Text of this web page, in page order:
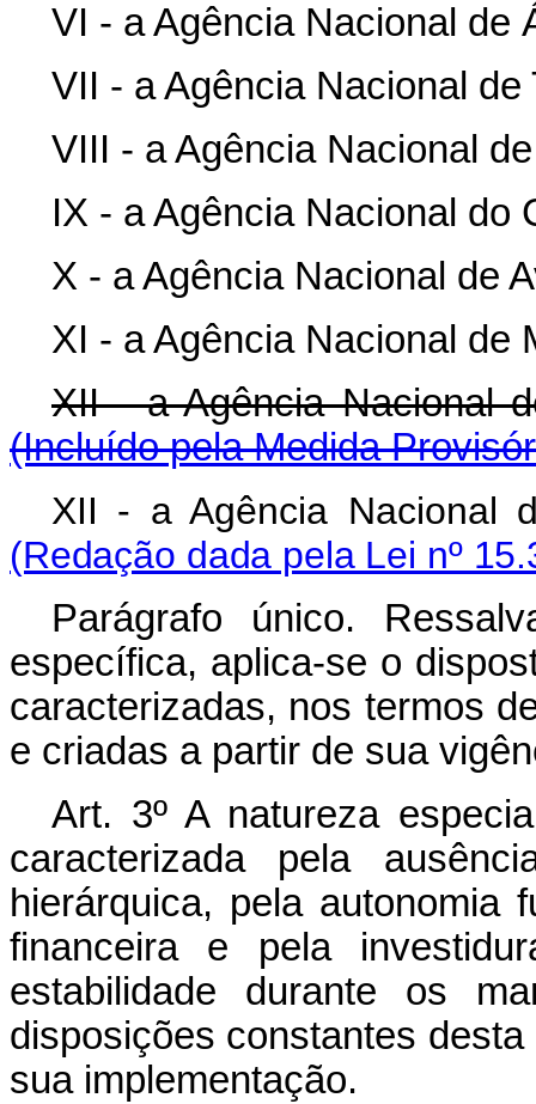
VI - a Agência Nacional de
VII - a Agência Nacional
VIII - a Agência Nacional
IX - a Agência Nacional do
X - a Agência Nacional de
XI - a Agência Nacional de
XII - a Agência
(Incluído pela Medida
XII - a Agência Nacional
(Redação dada pela Lei nº
Parágrafo único.
específica, aplica-se o
caracterizadas, nos termos
e criadas a partir de sua
Art. 3º A natureza
caracterizada pela
hierárquica, pela autonomia
financeira e pela
estabilidade durante os
disposições constantes
sua implementação.